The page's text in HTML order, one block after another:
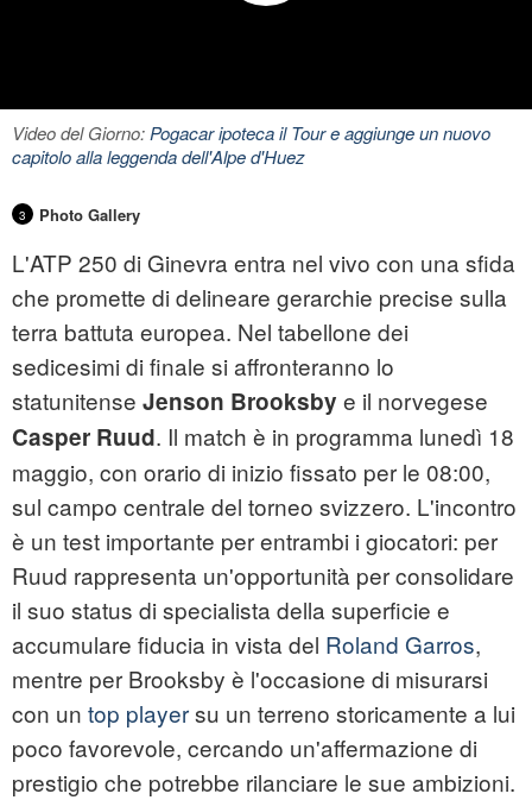
Video del Giorno:Pogacar ipoteca il Tour e aggiunge un nuovo
capitolo alla leggenda dell'Alpe d'Huez
3 Photo Gallery
L'ATP 250 di Ginevra entra nel vivo con una sfida
che promette di delineare gerarchie precise sulla
terra battuta europea. Nel tabellone dei
sedicesimi di finale si affronteranno lo
statunitense Jenson Brooksby e il norvegese
Casper Ruud. Il match è in programma lunedì 18
maggio, con orario di inizio fissato per le 08:00,
sul campo centrale del torneo svizzero. L'incontro
è un test importante per entrambi i giocatori: per
Ruud rappresenta un'opportunità per consolidare
il suo status di specialista della superficie e
accumulare fiducia in vista del Roland Garros,
mentre per Brooksby è l'occasione di misurarsi
con un top playersu un terreno storicamente a lui
poco favorevole, cercando un'affermazione di
prestigio che potrebbe rilanciare le sue ambizioni.